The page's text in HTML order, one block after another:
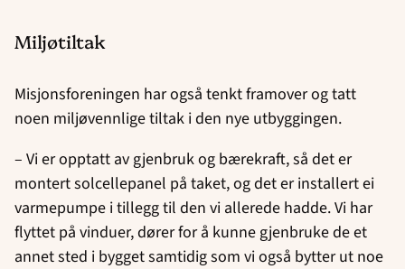
Miljøtiltak
Misjonsforeningen har også tenkt framover og tatt
noen miljøvennlige tiltak i den nye utbyggingen.
– Vi er opptatt av gjenbruk og bærekraft, så det er
montert solcellepanel på taket, og det er installert ei
varmepumpe i tillegg til den vi allerede hadde. Vi har
flyttet på vinduer, dører for å kunne gjenbruke de et
annet sted i bygget samtidig som vi også bytter ut noe